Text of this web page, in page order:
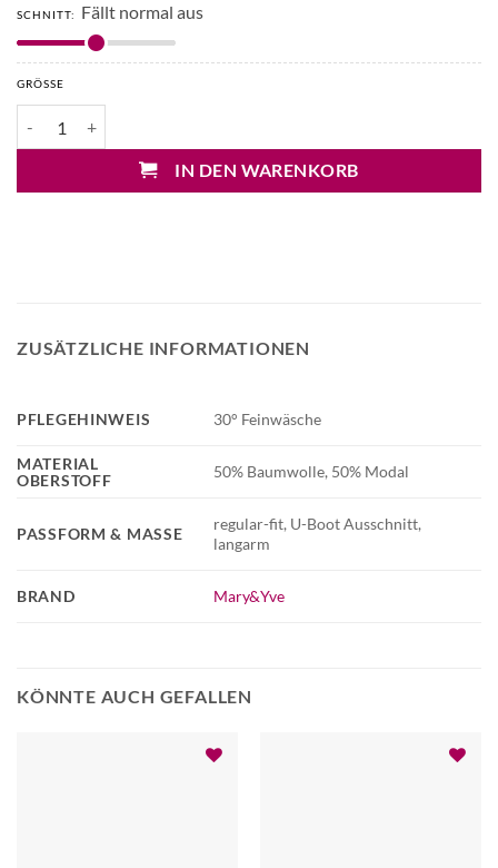
SCHNITT: Fällt normal aus
GRÖSSE
IN DEN WARENKORB
ZUSÄTZLICHE INFORMATIONEN
BRAND Mary&Yve
PFLEGEHINWEIS 30° Feinwäsche
MATERIAL
OBERSTOFF
50% Baumwolle, 50% Modal
PASSFORM & MASSE
regular-fit, U-Boot Ausschnitt,
langarm
KÖNNTE AUCH GEFALLEN